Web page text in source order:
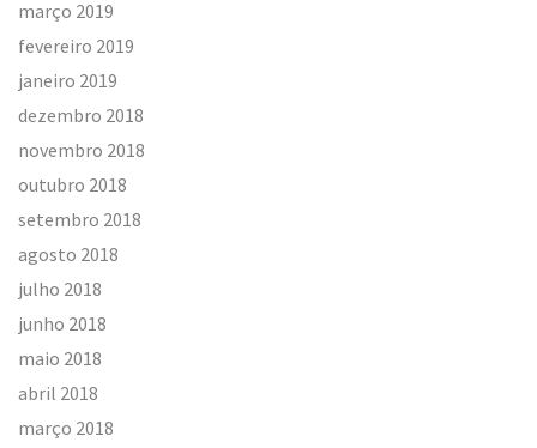
março 2019
fevereiro 2019
janeiro 2019
dezembro 2018
novembro 2018
outubro 2018
setembro 2018
agosto 2018
julho 2018
junho 2018
maio 2018
abril 2018
março 2018